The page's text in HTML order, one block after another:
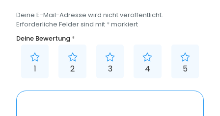
Deine E-Mail-Adresse wird nicht veröffentlicht.
Erforderliche Felder sind mit *markiert
Deine Bewertung *
1 2 3 4 5